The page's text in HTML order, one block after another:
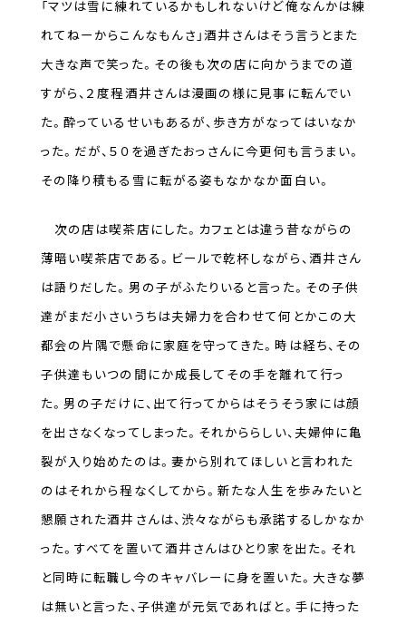
「マツは雪に練れているかもしれないけど俺なんかは練
れてねーからこんなもんさ」酒井さんはそう言うとまた
大きな声で笑った。その後も次の店に向かうまでの道
すがら、２度程酒井さんは漫画の様に見事に転んでい
た。酔っているせいもあるが、歩き方がなってはいなか
った。だが、５０を過ぎたおっさんに今更何も言うまい。
その降り積もる雪に転がる姿もなかなか面白い。
次の店は喫茶店にした。カフェとは違う昔ながらの
薄暗い喫茶店である。ビールで乾杯しながら、酒井さん
は語りだした。男の子がふたりいると言った。その子供
達がまだ小さいうちは夫婦力を合わせて何とかこの大
都会の片隅で懸命に家庭を守ってきた。時は経ち、その
子供達もいつの間にか成長してその手を離れて行っ
た。男の子だけに、出て行ってからはそうそう家には顔
を出さなくなってしまった。それかららしい、夫婦仲に亀
裂が入り始めたのは。妻から別れてほしいと言われた
のはそれから程なくしてから。新たな人生を歩みたいと
懇願された酒井さんは、渋々ながらも承諾するしかなか
った。すべてを置いて酒井さんはひとり家を出た。それ
と同時に転職し今のキャバレーに身を置いた。大きな夢
は無いと言った、子供達が元気であればと。手に持った